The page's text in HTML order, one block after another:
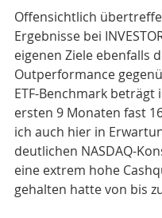
Offensichtlich
Ergebnisse bei
eigenen Ziele ebenfalls
Outperformance
ETF-Benchmark beträgt
ersten 9 Monaten fast
ich auch hier in
deutlichen NASDAQ-
eine extrem hohe
gehalten hatte von bis